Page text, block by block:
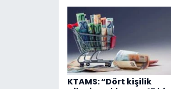
KTAMS: “Dört kişilik